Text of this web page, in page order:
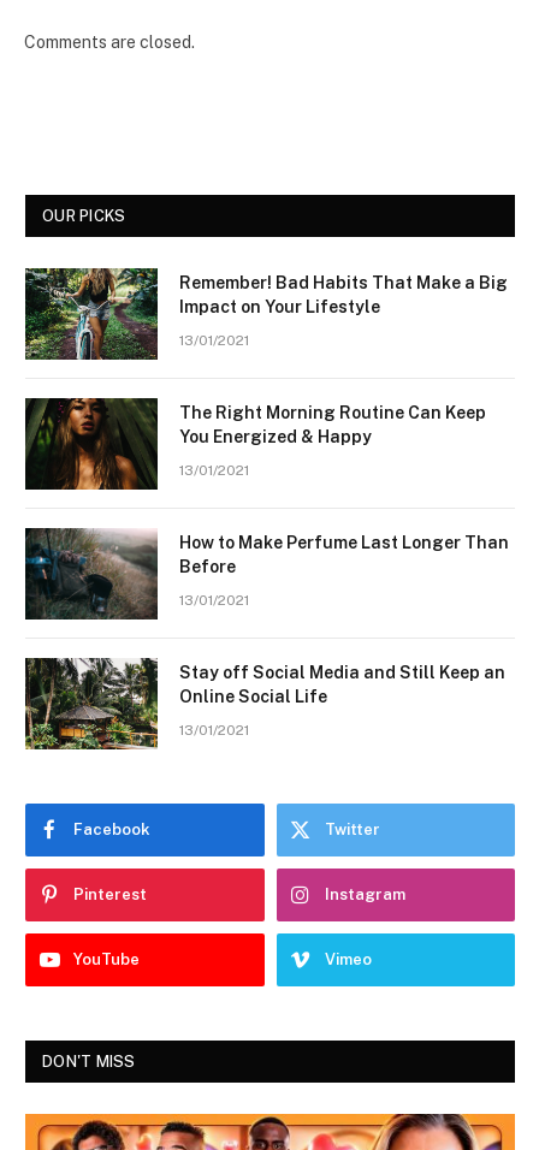
Comments are closed.
OUR PICKS
Remember! Bad Habits That Make a Big
Impact on Your Lifestyle
13/01/2021
The Right Morning Routine Can Keep
You Energized & Happy
13/01/2021
How to Make Perfume Last Longer Than
Before
13/01/2021
Stay off Social Media and Still Keep an
Online Social Life
13/01/2021
Facebook Twitter
Pinterest Instagram
YouTube Vimeo
DON'T MISS